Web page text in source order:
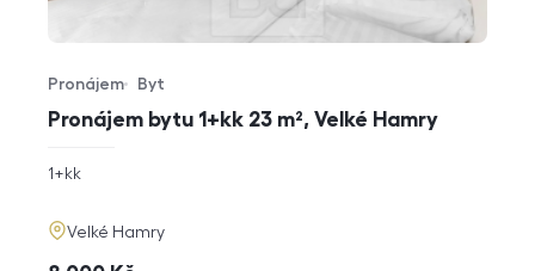
Pronájem bytu 1+kk 23 m², Velké Hamry
Typ nabídky
Pronájem
Typ nemovitosti
Byt
rozměry
1+kk
adresa
Velké Hamry